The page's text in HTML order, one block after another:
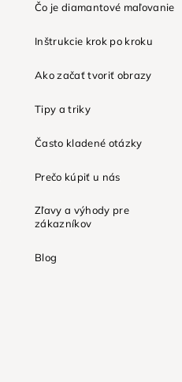
Čo je diamantové maľovanie
Inštrukcie krok po kroku
Ako začať tvoriť obrazy
Tipy a triky
Často kladené otázky
Prečo kúpiť u nás
Zľavy a výhody pre
zákazníkov
Blog